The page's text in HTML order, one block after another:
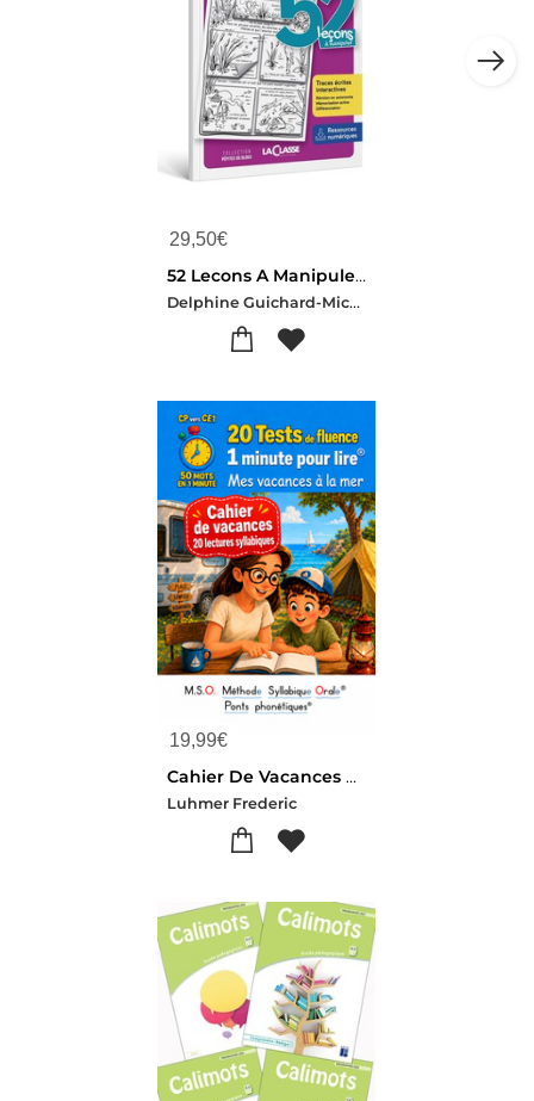
29,50€
52 Lecons A Manipuler En Grammaire Cycle 2 Et 3 (livre + Ressources Numeriques)
Delphine Guichard-Michel Szlazak
19,99€
Cahier De Vacances Fluence - T01 - 20 Tests De Fluence Cahier De Vacances 20 Lectures Syllabiques Cp
Luhmer Frederic